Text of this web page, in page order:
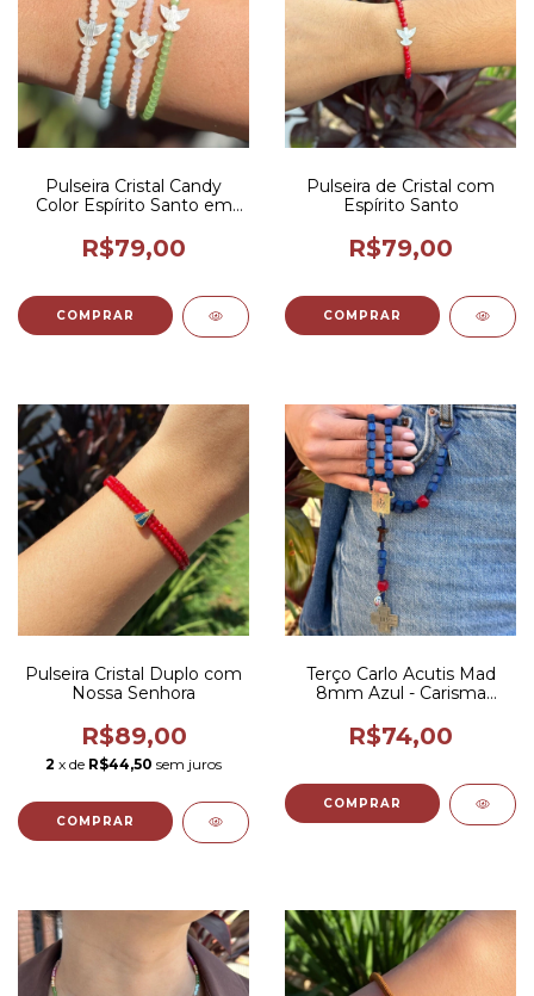
Pulseira Cristal Candy
Color Espírito Santo em
R$79,00
COMPRAR
Pulseira de Cristal com
Espírito Santo
R$79,00
COMPRAR
Pulseira Cristal Duplo com
Nossa Senhora
R$89,00
2 x de R$44,50 sem juros
COMPRAR
Terço Carlo Acutis Mad
8mm Azul - Carisma
R$74,00